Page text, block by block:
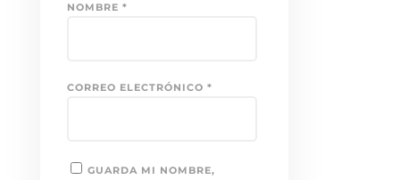
NOMBRE *
CORREO ELECTRÓNICO *
GUARDA MI NOMBRE,